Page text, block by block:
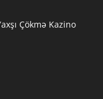
Çökmə Kazino